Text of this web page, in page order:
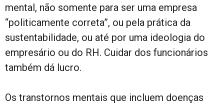
mental, não somente para ser uma empresa
“politicamente correta”, ou pela prática da
sustentabilidade, ou até por uma ideologia do
empresário ou do RH. Cuidar dos funcionários
também dá lucro.
Os transtornos mentais que incluem doenças